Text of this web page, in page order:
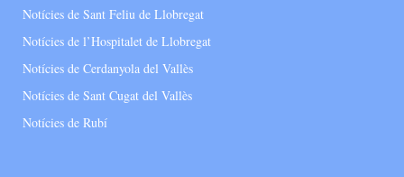
Notícies de Sant Feliu de Llobregat
Notícies de l’Hospitalet de Llobregat
Notícies de Cerdanyola del Vallès
Notícies de Sant Cugat del Vallès
Notícies de Rubí